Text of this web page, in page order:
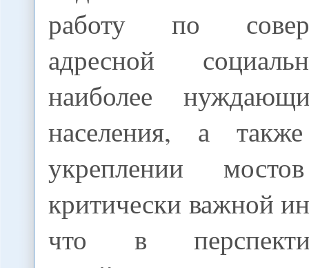
работу по
адресной
наиболее
населения, а
укреплении
критически важной
что в